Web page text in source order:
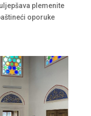
plemenite
oporuke